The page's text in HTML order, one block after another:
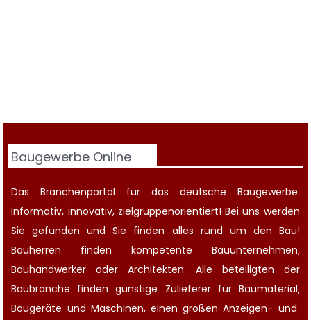
Baugewerbe Online
Das Branchenportal für das deutsche Baugewerbe.
Informativ, innovativ, zielgruppenorientiert! Bei uns werden
Sie gefunden und Sie finden alles rund um den Bau!
Bauherren finden kompetente Bauunternehmen,
Bauhandwerker oder Architekten. Alle beteiligten der
Baubranche finden günstige Zulieferer für Baumaterial,
Baugeräte und Maschinen, einen großenAnzeigen- und